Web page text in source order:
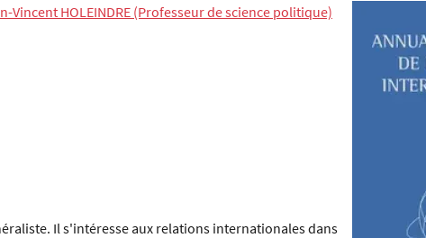
VincentHOLEINDRE (Professeur de science politique)
Il s'intéresse aux relations internationales dans